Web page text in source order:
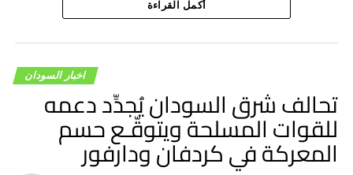
مدار الساعة والتي يشرف عليها الوزير وفريق إدارة الكهرباء.
أكمل القراءة
اخبار السودان
تحالف شرق السودان يُجدِّد دعمه
للقوات المسلحة ويتوقّـع حسم
المعركة في كردفان ودارفور